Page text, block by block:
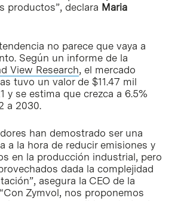
productos”, declara Maria
no parece que vaya a
Según un informe de la
View Research, el mercado
tuvo un valor de $11.47 mil
y se estima que crezca a 6.5%
a 2030.
han demostrado ser una
a la hora de reducir emisiones y
en la producción industrial, pero
dada la complejidad
asegura la CEO de la
Zymvol, nos proponemos